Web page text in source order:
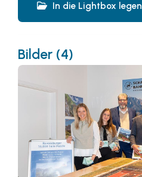
In die Lightbox legen
Bilder (4)